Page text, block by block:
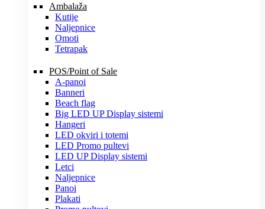
Ambalaža
Kutije
Naljepnice
Omoti
Tetrapak
POS/Point of Sale
A-panoi
Banneri
Beach flag
Big LED UP Display sistemi
Hangeri
LED okviri i totemi
LED Promo pultevi
LED UP Display sistemi
Letci
Naljepnice
Panoi
Plakati